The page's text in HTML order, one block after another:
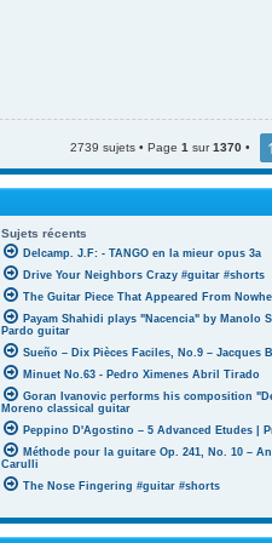
2739 sujets • Page 1 sur1370 •
Sujets récents
Delcamp. J.F: - TANGO en la mieur opus 3a
Drive Your Neighbors Crazy #guitar #shorts
The Guitar Piece That Appeared From
Payam Shahidi plays "Nacencia" by Manolo
Pardo guitar
Sueño – Dix Pièces Faciles, No.9 – Jacques
Minuet No.63 - Pedro Ximenes Abril Tirado
Goran Ivanovic performs his composition
Moreno classical guitar
Peppino D'Agostino – 5 Advanced Etudes |
Méthode pour la guitare Op. 241, No. 10 –
Carulli
The Nose Fingering #guitar #shorts